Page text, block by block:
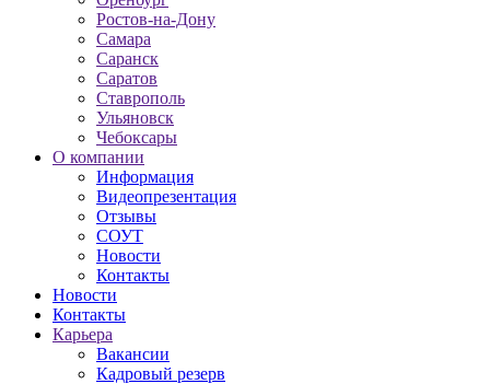
Ростов-на-Дону
Самара
Саранск
Саратов
Ставрополь
Ульяновск
Чебоксары
О компании
Информация
Видеопрезентация
Отзывы
СОУТ
Новости
Контакты
Новости
Контакты
Карьера
Вакансии
Кадровый резерв